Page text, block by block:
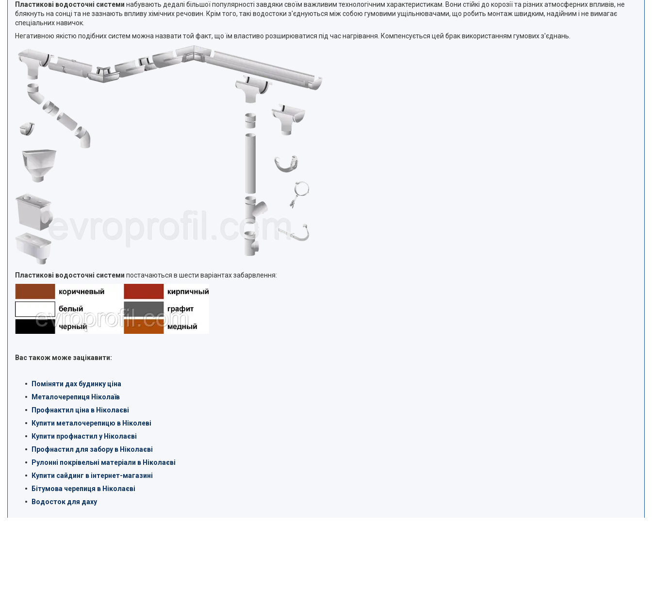
Пластикові водосточні системи набувають дедалі більшої популярності завдяки своїм важливим технологічним характеристикам. Вони стійкі до корозії та різних атмосферних впливів, не
блякнуть на сонці та не зазнають впливу хімічних речовин. Крім того, такі водостоки з'єднуються між собою гумовими ущільнювачами, що робить монтаж швидким, надійним і не вимагає
спеціальних навичок.
Негативною якістю подібних систем можна назвати той факт, що їм властиво розширюватися під час нагрівання. Компенсується цей брак використанням гумових з'єднань.
Пластикові водосточні системи постачаються в шести варіантах забарвлення:
Вас також може зацікавити:
Поміняти дах будинку ціна
Металочерепиця Ніколаїв
Профнактил ціна в Ніколаєві
Купити металочерепицю в Ніколеві
Купити профнастил у Ніколаєві
Профнастил для забору в Ніколаєві
Рулонні покрівельні матеріали в Ніколаєві
Купити сайдинг в інтернет-магазині
Бітумова черепиця в Ніколаєві
Водосток для даху